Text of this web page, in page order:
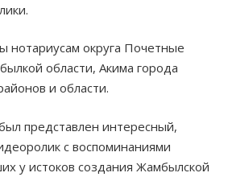
нотариусам округа Почетные
области, Акима города
и области.
представлен интересный,
с воспоминаниями
у истоков создания Жамбылской